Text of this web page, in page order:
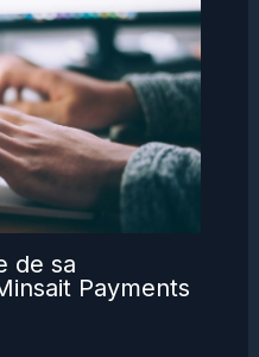
de sa
Payments